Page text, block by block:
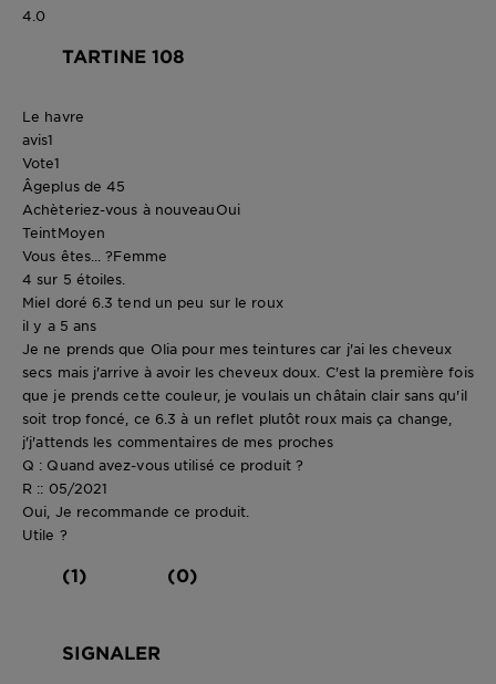
4.0
TARTINE 108
Le havre
avis1
Vote1
Âgeplus de 45
Achèteriez-vous à nouveauOui
TeintMoyen
Vous êtes... ?Femme
4 sur 5 étoiles.
Miel doré 6.3 tend un peu sur le roux
il y a 5 ans
Je ne prends que Olia pour mes teintures car j'ai les cheveux
secs mais j'arrive à avoir les cheveux doux. C'est la première fois
que je prends cette couleur, je voulais un châtain clair sans qu'il
soit trop foncé, ce 6.3 à un reflet plutôt roux mais ça change,
j'j'attends les commentaires de mes proches
Q : Quand avez-vous utilisé ce produit ?
R :: 05/2021
Oui, Je recommande ce produit.
Utile ?
(1) (0)
SIGNALER